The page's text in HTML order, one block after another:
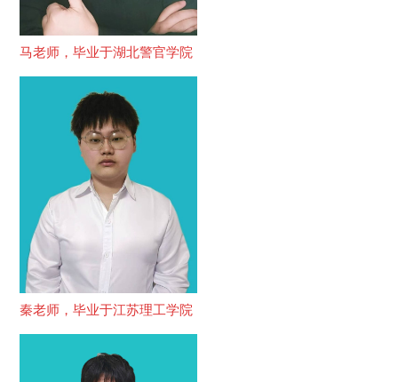
马老师，毕业于湖北警官学院
秦老师，毕业于江苏理工学院